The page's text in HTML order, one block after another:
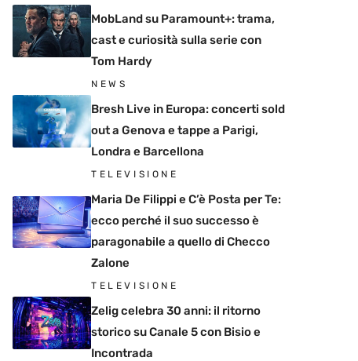
MobLand su Paramount+: trama,
cast e curiosità sulla serie con
Tom Hardy
NEWS
Bresh Live in Europa: concerti sold
out a Genova e tappe a Parigi,
Londra e Barcellona
TELEVISIONE
Maria De Filippi e C’è Posta per Te:
ecco perché il suo successo è
paragonabile a quello di Checco
Zalone
TELEVISIONE
Zelig celebra 30 anni: il ritorno
storico su Canale 5 con Bisio e
Incontrada